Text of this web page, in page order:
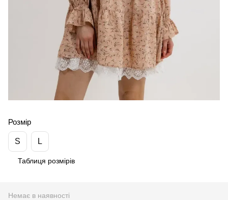
Розмір
S L
Таблиця розмірів
Немає в наявності